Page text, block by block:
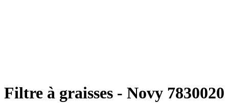
Filtre à graisses - Novy 7830020